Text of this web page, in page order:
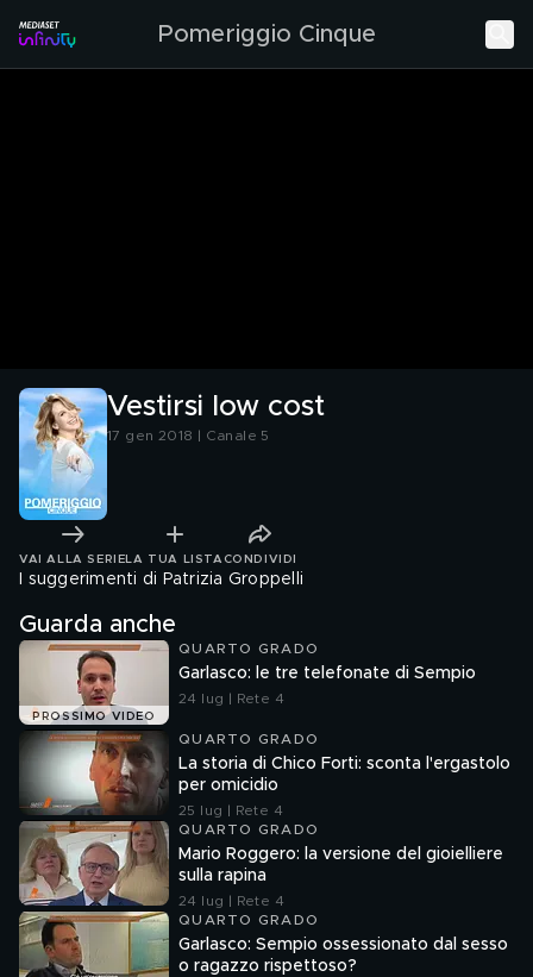
Pomeriggio Cinque
Vestirsi low cost
17 gen 2018 | Canale 5
VAI ALLA SERIE LA TUA LISTA CONDIVIDI
I suggerimenti di Patrizia Groppelli
Guarda anche
PROSSIMO VIDEO
QUARTO GRADO
Garlasco: le tre telefonate di Sempio
24 lug | Rete 4
QUARTO GRADO
La storia di Chico Forti: sconta l'ergastolo
per omicidio
25 lug | Rete 4
QUARTO GRADO
Mario Roggero: la versione del gioielliere
sulla rapina
24 lug | Rete 4
QUARTO GRADO
Garlasco: Sempio ossessionato dal sesso
o ragazzo rispettoso?